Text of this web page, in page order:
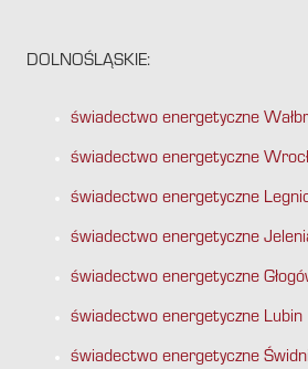
DOLNOŚLĄSKIE:
świadectwo energetyczne
świadectwo energetyczne
świadectwo energetyczne
świadectwo energetyczne
świadectwo energetyczne
świadectwo energetyczne Lubin
świadectwo energetyczne